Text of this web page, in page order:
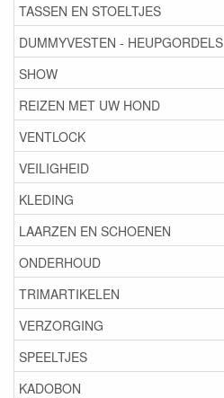
TASSEN EN STOELTJES
DUMMYVESTEN - HEUPGORDELS
SHOW
REIZEN MET UW HOND
VENTLOCK
VEILIGHEID
KLEDING
LAARZEN EN SCHOENEN
ONDERHOUD
TRIMARTIKELEN
VERZORGING
SPEELTJES
KADOBON